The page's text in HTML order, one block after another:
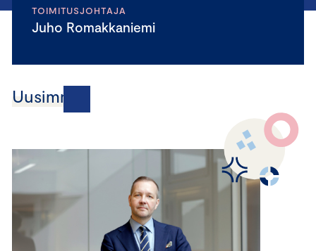
TOIMITUSJOHTAJA
Juho Romakkaniemi
Uusimmat